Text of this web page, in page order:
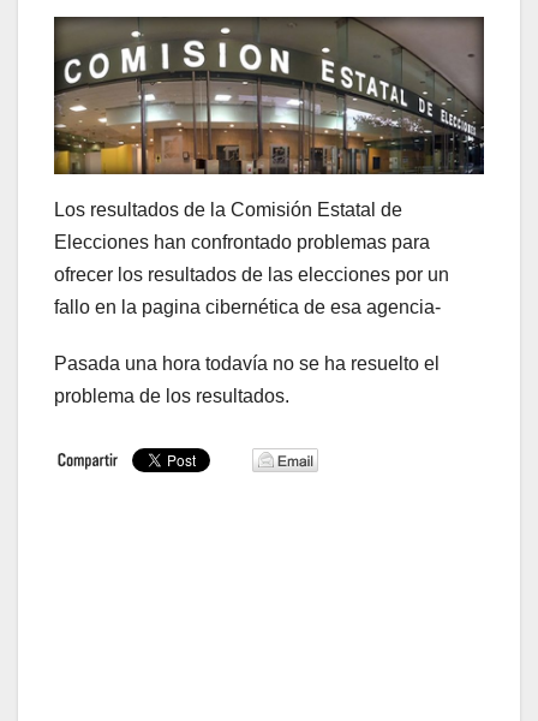
Los resultados de la Comisión Estatal de
Elecciones han confrontado problemas para
ofrecer los resultados de las elecciones por un
fallo en la pagina cibernética de esa agencia-
Pasada una hora todavía no se ha resuelto el
problema de los resultados.